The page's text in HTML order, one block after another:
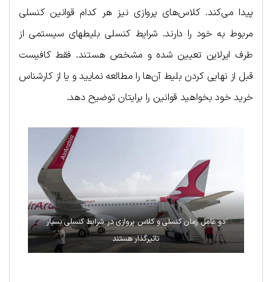
پیدا می‌کند. کلاس‌های پروازی نیز هر کدام قوانین کنسلی
مربوط به خود را دارند. شرایط کنسلی بلیط‍های سیستمی از
طرف ایرلاین تعیین شده و مشخص هستند. فقط کافیست
قبل از نهایی کردن بلیط آن‌ها را مطالعه نمایید و یا از کارشناس
خرید خود بخواهید قوانین را برایتان توضیح دهد.
دو عامل زمان کنسلی و کلاس‌ پروازی در شرایط کنسلی بسیار
تاثیرگذار هستند